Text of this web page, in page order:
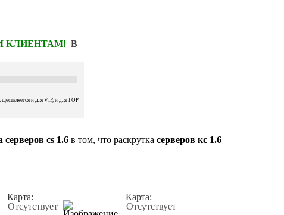
КЛИЕНТАМ! В
и для VIP, и для TOP
серверов cs 1.6 в том, что раскрутка серверов кс 1.6
Карта:
Отсутствует
Карта:
Отсутствует